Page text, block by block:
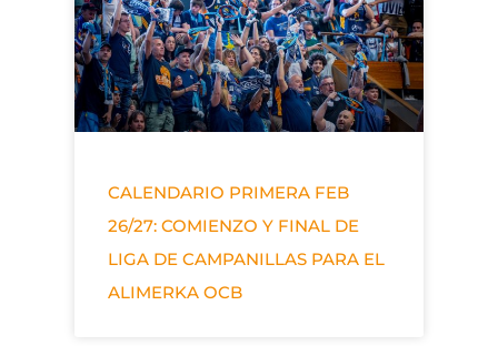
CALENDARIO PRIMERA FEB
26/27: COMIENZO Y FINAL DE
LIGA DE CAMPANILLAS PARA EL
ALIMERKA OCB